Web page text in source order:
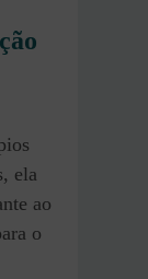
ela
ao
o